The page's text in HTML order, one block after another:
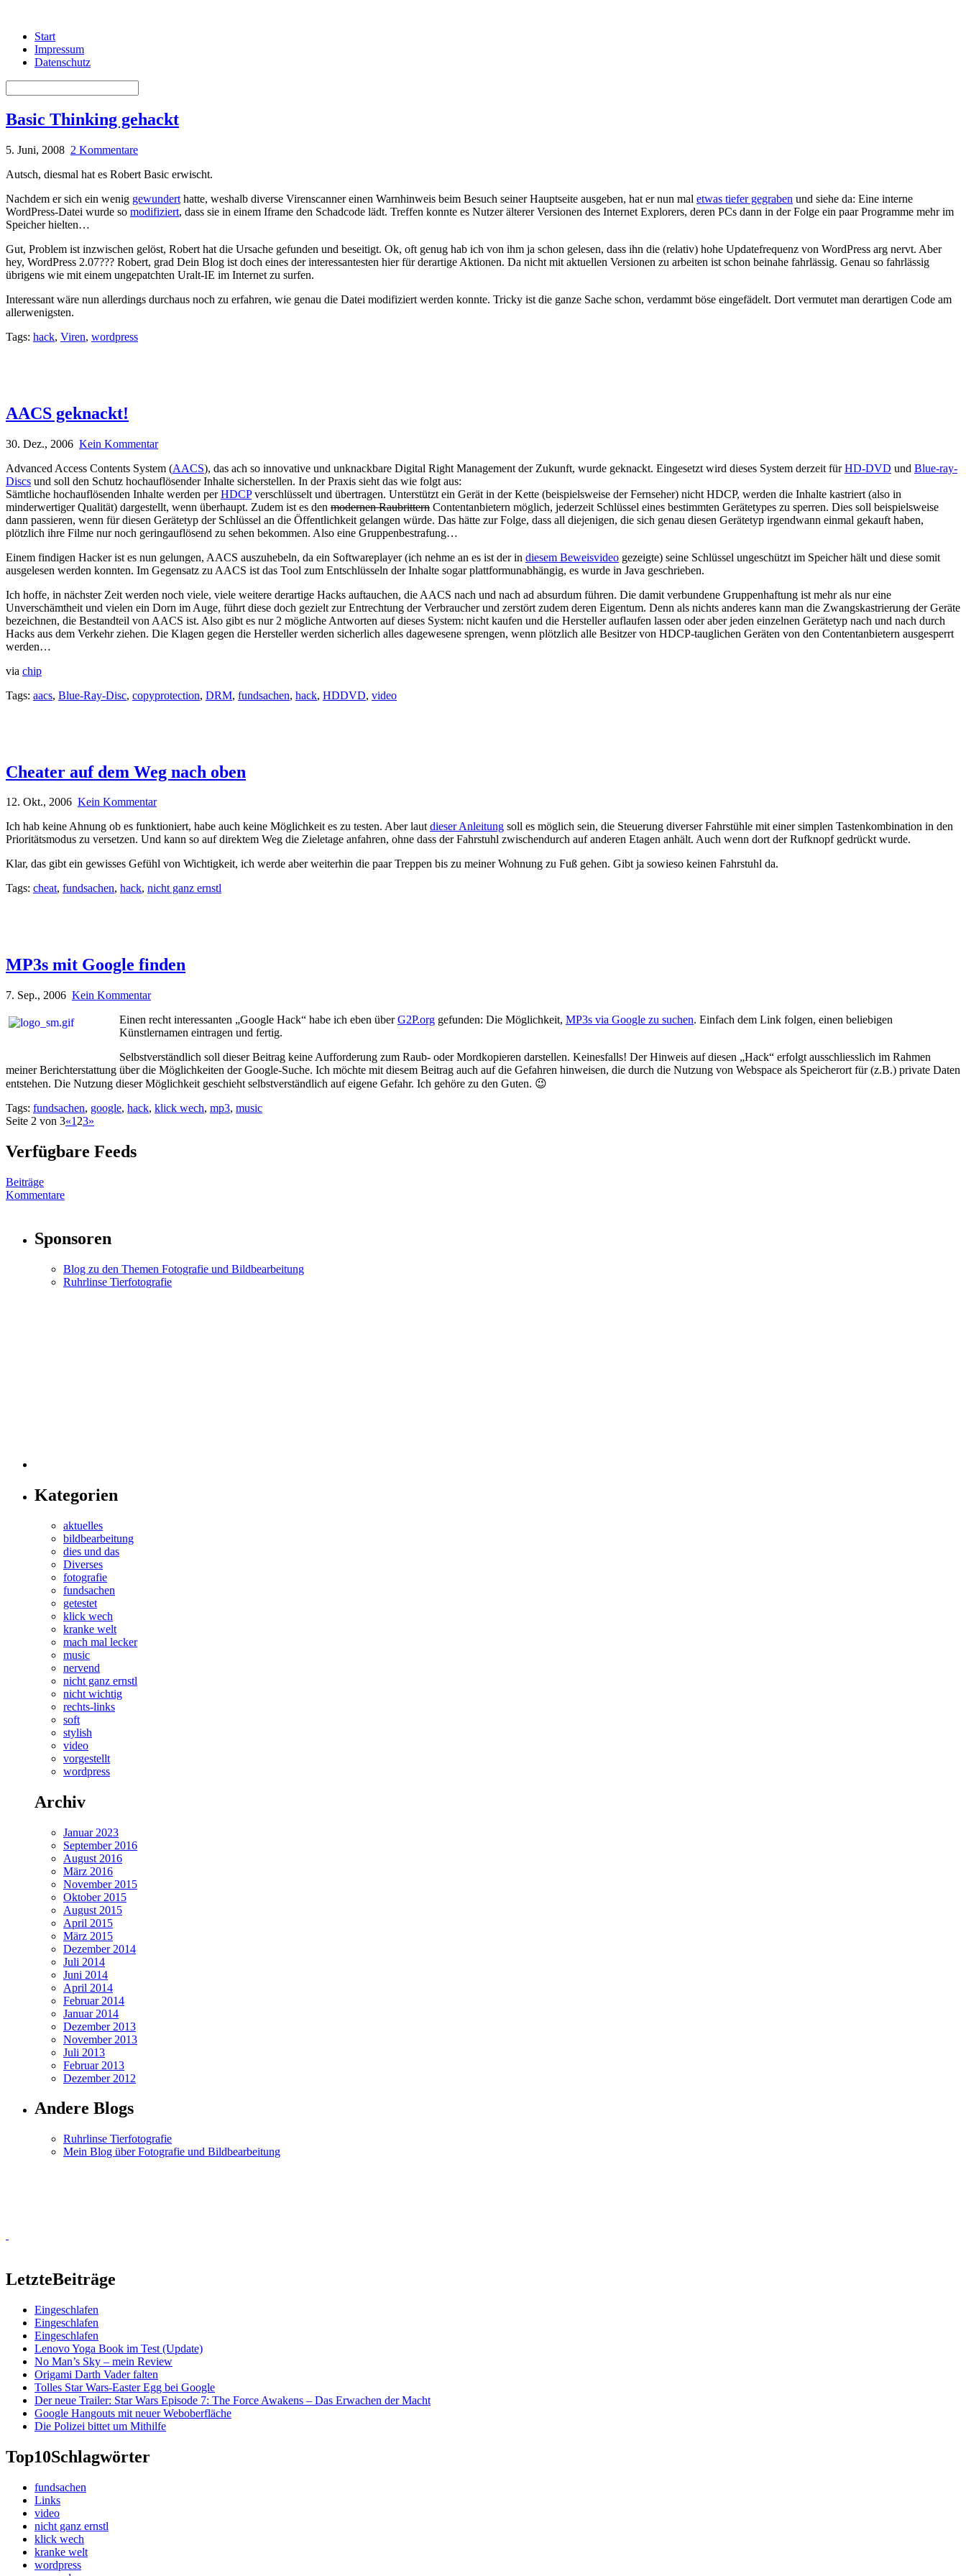
Start
Impressum
Datenschutz
Basic Thinking gehackt
5. Juni, 2008 2 Kommentare
Autsch, diesmal hat es Robert Basic erwischt.
Nachdem er sich ein wenig gewundert hatte, weshalb diverse Virenscanner einen Warnhinweis beim Besuch seiner Hauptseite ausgeben, hat er nun mal etwas tiefer gegraben und siehe da: Eine interne
WordPress-Datei wurde so modifiziert, dass sie in einem Iframe den Schadcode lädt. Treffen konnte es Nutzer älterer Versionen des Internet Explorers, deren PCs dann in der Folge ein paar Programme mehr im
Speicher hielten…
Gut, Problem ist inzwischen gelöst, Robert hat die Ursache gefunden und beseitigt. Ok, oft genug hab ich von ihm ja schon gelesen, dass ihn die (relativ) hohe Updatefrequenz von WordPress arg nervt. Aber
hey, WordPress 2.07??? Robert, grad Dein Blog ist doch eines der interessantesten hier für derartige Aktionen. Da nicht mit aktuellen Versionen zu arbeiten ist schon beinahe fahrlässig. Genau so fahrlässig
übrigens wie mit einem ungepatchten Uralt-IE im Internet zu surfen.
Interessant wäre nun allerdings durchaus noch zu erfahren, wie genau die Datei modifiziert werden konnte. Tricky ist die ganze Sache schon, verdammt böse eingefädelt. Dort vermutet man derartigen Code am
allerwenigsten.
Tags: hack, Viren, wordpress
AACS geknackt!
30. Dez., 2006 Kein Kommentar
Advanced Access Contents System (AACS), das ach so innovative und unknackbare Digital Right Management der Zukunft, wurde geknackt. Eingesetzt wird dieses System derzeit fürHD-DVD und Blue-ray-
Discs und soll den Schutz hochauflösender Inhalte sicherstellen. In der Praxis sieht das wie folgt aus:
Sämtliche hochauflösenden Inhalte werden perHDCPverschlüsselt und übertragen. Unterstützt ein Gerät in der Kette (beispielsweise der Fernseher) nicht HDCP, werden die Inhalte kastriert (also in
minderwertiger Qualität) dargestellt, wenn überhaupt. Zudem ist es den modernen Raubrittern Contentanbietern möglich, jederzeit Schlüssel eines bestimmten Gerätetypes zu sperren. Dies soll beispielsweise
dann passieren, wenn für diesen Gerätetyp der Schlüssel an die Öffentlichkeit gelangen würde. Das hätte zur Folge, dass all diejenigen, die sich genau diesen Gerätetyp irgendwann einmal gekauft haben,
plötzlich ihre Filme nur noch geringauflösend zu sehen bekommen. Also eine Gruppenbestrafung…
Einem findigen Hacker ist es nun gelungen, AACS auszuhebeln, da ein Softwareplayer (ich nehme an es ist der in diesem Beweisvideo gezeigte) seine Schlüssel ungeschützt im Speicher hält und diese somit
ausgelesen werden konnten. Im Gegensatz zu AACS ist das Tool zum Entschlüsseln der Inhalte sogar plattformunabhängig, es wurde in Java geschrieben.
Ich hoffe, in nächster Zeit werden noch viele, viele weitere derartige Hacks auftauchen, die AACS nach und nach ad absurdum führen. Die damit verbundene Gruppenhaftung ist mehr als nur eine
Unverschämtheit und vielen ein Dorn im Auge, führt diese doch gezielt zur Entrechtung der Verbraucher und zerstört zudem deren Eigentum. Denn als nichts anderes kann man die Zwangskastrierung der Geräte
bezeichnen, die Bestandteil von AACS ist. Also gibt es nur 2 mögliche Antworten auf dieses System: nicht kaufen und die Hersteller auflaufen lassen oder aber jeden einzelnen Gerätetyp nach und nach durch
Hacks aus dem Verkehr ziehen. Die Klagen gegen die Hersteller werden sicherlich alles dagewesene sprengen, wenn plötzlich alle Besitzer von HDCP-tauglichen Geräten von den Contentanbietern ausgesperrt
werden…
via chip
Tags: aacs, Blue-Ray-Disc, copyprotection, DRM, fundsachen, hack, HDDVD, video
Cheater auf dem Weg nach oben
12. Okt., 2006 Kein Kommentar
Ich hab keine Ahnung ob es funktioniert, habe auch keine Möglichkeit es zu testen. Aber lautdieser Anleitung soll es möglich sein, die Steuerung diverser Fahrstühle mit einer simplen Tastenkombination in den
Prioritätsmodus zu versetzen. Und kann so auf direktem Weg die Zieletage anfahren, ohne dass der Fahrstuhl zwischendurch auf anderen Etagen anhält. Auch wenn dort der Rufknopf gedrückt wurde.
Klar, das gibt ein gewisses Gefühl von Wichtigkeit, ich werde aber weiterhin die paar Treppen bis zu meiner Wohnung zu Fuß gehen. Gibt ja sowieso keinen Fahrstuhl da.
Tags: cheat, fundsachen, hack, nicht ganz ernstl
MP3s mit Google finden
7. Sep., 2006 Kein Kommentar
Einen recht interessanten „Google Hack“ habe ich eben überG2P.org gefunden: Die Möglichkeit, MP3s via Google zu suchen. Einfach dem Link folgen, einen beliebigen
Künstlernamen eintragen und fertig.
Selbstverständlich soll dieser Beitrag keine Aufforderung zum Raub- oder Mordkopieren darstellen. Keinesfalls! Der Hinweis auf diesen „Hack“ erfolgt ausschliesslich im Rahmen
meiner Berichterstattung über die Möglichkeiten der Google-Suche. Ich möchte mit diesem Beitrag auch auf die Gefahren hinweisen, die durch die Nutzung von Webspace als Speicherort für (z.B.) private Daten
entstehen. Die Nutzung dieser Möglichkeit geschieht selbstverständlich auf eigene Gefahr. Ich gehöre zu den Guten. 😉
Tags: fundsachen, google, hack, klick wech, mp3, music
Seite 2 von 3«1 23»
Verfügbare Feeds
Beiträge
Kommentare
Sponsoren
Blog zu den Themen Fotografie und Bildbearbeitung
Ruhrlinse Tierfotografie
Kategorien
aktuelles
bildbearbeitung
dies und das
Diverses
fotografie
fundsachen
getestet
klick wech
kranke welt
mach mal lecker
music
nervend
nicht ganz ernstl
nicht wichtig
rechts-links
soft
stylish
video
vorgestellt
wordpress
Archiv
Januar 2023
September 2016
August 2016
März 2016
November 2015
Oktober 2015
August 2015
April 2015
März 2015
Dezember 2014
Juli 2014
Juni 2014
April 2014
Februar 2014
Januar 2014
Dezember 2013
November 2013
Juli 2013
Februar 2013
Dezember 2012
Andere Blogs
Ruhrlinse Tierfotografie
Mein Blog über Fotografie und Bildbearbeitung
LetzteBeiträge
Eingeschlafen
Eingeschlafen
Eingeschlafen
Lenovo Yoga Book im Test (Update)
No Man’s Sky – mein Review
Origami Darth Vader falten
Tolles Star Wars-Easter Egg bei Google
Der neue Trailer: Star Wars Episode 7: The Force Awakens – Das Erwachen der Macht
Google Hangouts mit neuer Weboberfläche
Die Polizei bittet um Mithilfe
Top10Schlagwörter
fundsachen
Links
video
nicht ganz ernstl
klick wech
kranke welt
wordpress